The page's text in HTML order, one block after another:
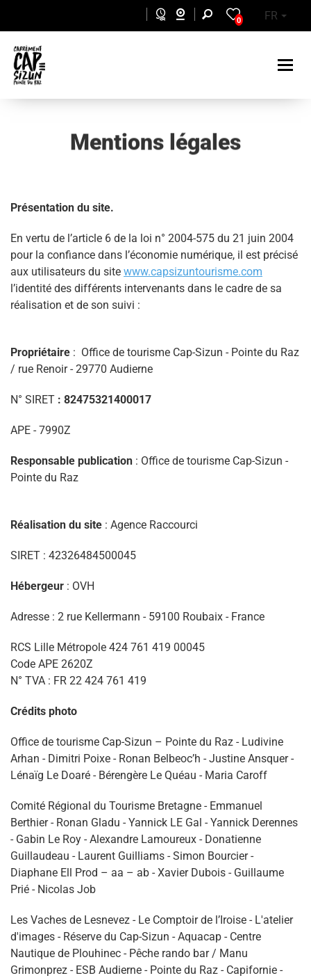
0 FR
Mentions légales
Présentation du site.
En vertu de l’article 6 de la loi n° 2004-575 du 21 juin 2004
pour la confiance dans l’économie numérique, il est précisé
aux utilisateurs du site www.capsizuntourisme.com
l’identité des différents intervenants dans le cadre de sa
réalisation et de son suivi :
Propriétaire : Office de tourisme Cap-Sizun - Pointe du Raz
/ rue Renoir - 29770 Audierne
N° SIRET : 82475321400017
APE - 7990Z
Responsable publication : Office de tourisme Cap-Sizun -
Pointe du Raz
Réalisation du site : Agence Raccourci
SIRET : ‎42326484500045
Hébergeur : OVH
Adresse : 2 rue Kellermann - 59100 Roubaix - France
RCS Lille Métropole 424 761 419 00045
Code APE 2620Z
N° TVA : FR 22 424 761 419
Crédits photo
Office de tourisme Cap-Sizun – Pointe du Raz - Ludivine
Arhan - Dimitri Poixe - Ronan Belbeoc’h - Justine Ansquer -
Lénaïg Le Doaré - Bérengère Le Quéau - Maria Caroff
Comité Régional du Tourisme Bretagne - Emmanuel
Berthier - Ronan Gladu - Yannick LE Gal - Yannick Derennes
- Gabin Le Roy - Alexandre Lamoureux - Donatienne
Guillaudeau - Laurent Guilliams - Simon Bourcier -
Diaphane Ell Prod – aa – ab - Xavier Dubois - Guillaume
Prié - Nicolas Job
Les Vaches de Lesnevez - Le Comptoir de l’Iroise - L'atelier
d'images - Réserve du Cap-Sizun - Aquacap - Centre
Nautique de Plouhinec - Pêche rando bar / Manu
Grimonprez - ESB Audierne - Pointe du Raz - Capifornie -